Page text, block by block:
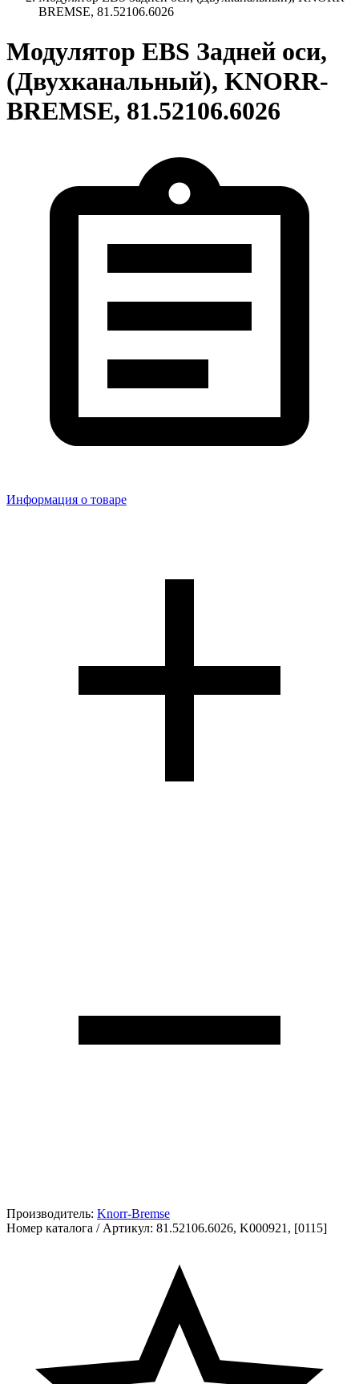
BREMSE, 81.52106.6026
Модулятор EBS Задней оси,
(Двухканальный), KNORR-
BREMSE, 81.52106.6026
Информация о товаре
Производитель: Knorr-Bremse
Номер каталога / Артикул: 81.52106.6026, K000921, [0115]